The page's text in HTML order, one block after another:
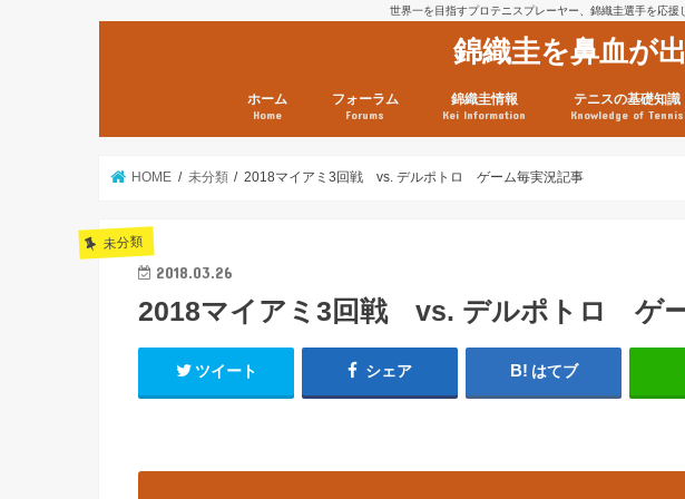
世界一を目指すプロテニスプレーヤー、錦織圭選手を応
錦織圭を鼻血が
ホーム
Home
フォーラム
Forums
錦織圭情報
Kei Information
日現在）
点）
テニスの基礎知識
Knowledge of Tennis
HOME 未分類 2018マイアミ3回戦 vs. デルポトロ ゲーム毎実況記事
未分類
2018.03.26
2018マイアミ3回戦 vs. デルポトロ ゲ
ツイート シェア はてブ